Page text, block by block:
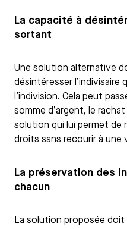
La capacité à
sortant
Une solution alternative
désintéresser l’indivisaire
l’indivision. Cela peut
somme d’argent, le
solution qui lui permet de
droits sans recourir à une
La préservation des
chacun
La solution proposée